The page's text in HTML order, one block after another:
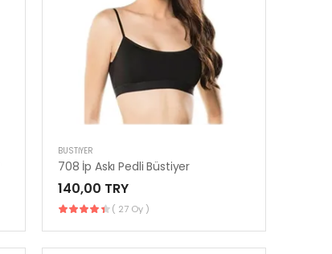
BUSTIYER
708 İp Askı Pedli Büstiyer
140,00 TRY
( 27 Oy )